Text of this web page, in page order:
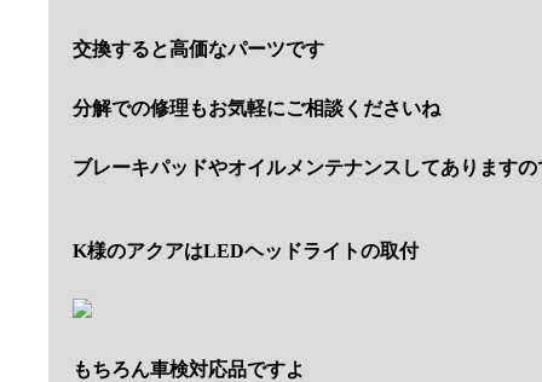
交換すると高価なパーツです
分解での修理もお気軽にご相談くださいね
ブレーキパッドやオイルメンテナンスしてあります
K様のアクアはLEDヘッドライトの取付
もちろん車検対応品ですよ